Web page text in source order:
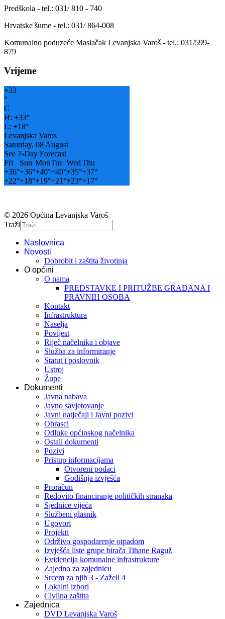
Predškola - tel.: 031/ 810 - 740
Hrvatske šume - tel.: 031/ 864-008
Komunalno poduzeće Maslačak Levanjska Varoš - tel.: 031/599-
879
Vrijeme
+33
°
C
H: +33°
L: +18°
Levanjska Varos
Saturday, 08 August
See 7-Day Forecast
Fri
Sun MonTue WedThu
+36°+36°+40°+40°+35°+37°
+22°+18°+19°+21°+23°+17°
© 2026 Općina Levanjska Varoš
Traži
Naslovnica
Novosti
Dobrobit i zaštita životinja
O općini
O nama
PREDSTAVKE I PRITUŽBE GRAĐANA I
PRAVNIH OSOBA
Kontakt
Infrastruktura
Naselja
Povijest
Riječ načelnika i objave
Služba za informiranje
Statut i poslovnik
Ustroj
Župe
Dokumenti
Javna nabava
Javno savjetovanje
Javni natječaji i Javni pozivi
Obrasci
Odluke općinskog načelnika
Ostali dokumenti
Pozivi
Pristup informacijama
Otvoreni podaci
Godišnja izvješća
Proračun
Redovito financiranje političkih stranaka
Sjednice vijeća
Službeni glasnik
Ugovori
Projekti
Održivo gospodarenje otpadom
Izvješća liste grupe birača Tihane Raguž
Evidencija komunalne infrastrukture
Zajedno za zajednicu
Srcem za njih 3 - Zaželi 4
Lokalni izbori
Civilna zaštita
Zajednica
DVD Levanjska Varoš